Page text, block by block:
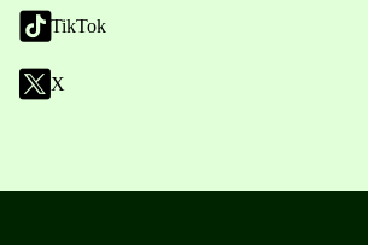
TikTok
X